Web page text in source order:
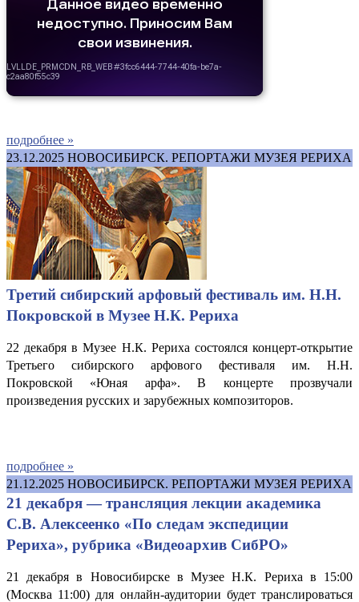
подробнее »
23.12.2025 НОВОСИБИРСК. РЕПОРТАЖИ МУЗЕЯ РЕРИХА
Третий сибирский арфовый фестиваль им. Н.Н.
Покровской в Музее Н.К. Рериха
22 декабря в Музее Н.К. Рериха состоялся концерт-открытие
Третьего сибирского арфового фестиваля им. Н.Н.
Покровской «Юная арфа». В концерте прозвучали
произведения русских и зарубежных композиторов.
подробнее »
21.12.2025 НОВОСИБИРСК. РЕПОРТАЖИ МУЗЕЯ РЕРИХА
21 декабря — трансляция лекции академика
С.В. Алексеенко «По следам экспедиции
Рериха», рубрика «Видеоархив СибРО»
21 декабря в Новосибирске в Музее Н.К. Рериха в 15:00
(Москва 11:00) для онлайн-аудитории будет транслироваться